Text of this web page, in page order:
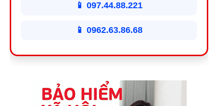
📱 097.44.88.221
📱 0962.63.86.68